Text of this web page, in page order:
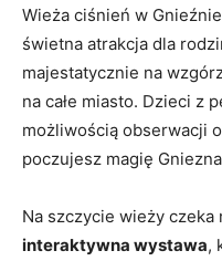
Wieża ciśnień w
świetna atrakcja dla
majestatycznie na
na całe miasto. Dzieci z
możliwością​ obserwacji
poczujesz magię
Na szczycie wieży czeka
interaktywna wystawa,⁢